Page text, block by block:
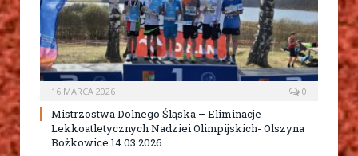
16 MARCA 2026 0
Mistrzostwa Dolnego Śląska – Eliminacje
Lekkoatletycznych Nadziei Olimpijskich- Olszyna
Bożkowice 14.03.2026